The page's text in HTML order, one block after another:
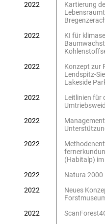
2022
Kartierung
2022
KI für
2022
Konzept zur
Lendspitz-
Lakeside
2022
Leitlinien für
2022
2022
(Habitalp)
2022
Natura 2000
2022
Neues
2022